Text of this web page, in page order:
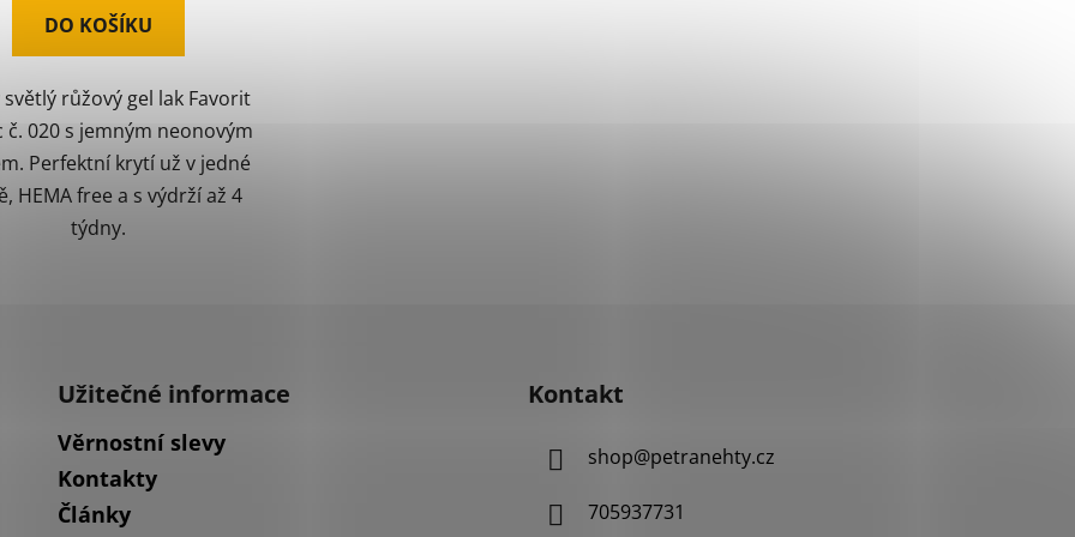
DO KOŠÍKU
světlý růžový gel lak Favorit
č. 020 s jemným neonovým
Perfektní krytí už v jedné
HEMA free a s výdrží až 4
týdny.
Užitečné informace
Věrnostní slevy
Kontakty
Články
Kontakt
shop@petranehty.cz
705937731